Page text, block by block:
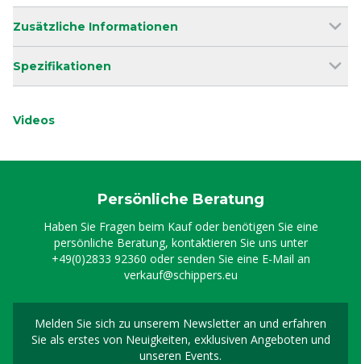
Zusätzliche Informationen
Spezifikationen
Videos
Persönliche Beratung
Haben Sie Fragen beim Kauf oder benötigen Sie eine
persönliche Beratung, kontaktieren Sie uns unter
+49(0)2833 92360 oder senden Sie eine E-Mail an
verkauf@schippers.eu
Melden Sie sich zu unserem Newsletter an und erfahren
Sie als erstes von Neuigkeiten, exklusiven Angeboten und
unseren Events.
Melden Sie sich für